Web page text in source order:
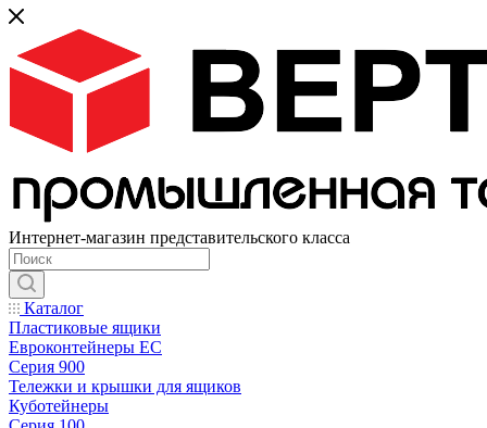
Интернет-магазин представительского класса
Каталог
Пластиковые ящики
Евроконтейнеры ЕС
Серия 900
Тележки и крышки для ящиков
Куботейнеры